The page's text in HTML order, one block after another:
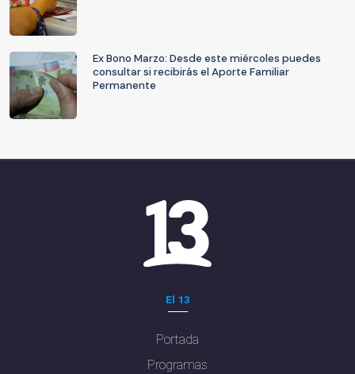
Ex Bono Marzo: Desde este miércoles puedes
consultar si recibirás el Aporte Familiar
Permanente
El 13
Portada
Programas